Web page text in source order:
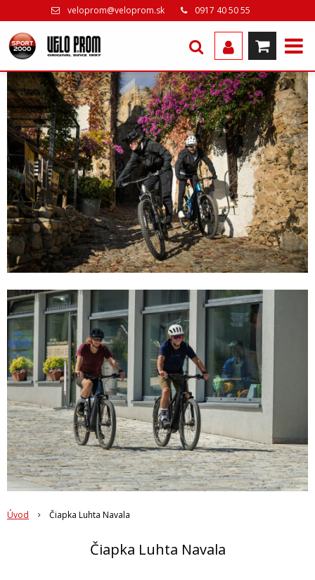
veloprom@veloprom.sk 0917 40 50 55
Úvod Čiapka Luhta Navala
Čiapka Luhta Navala